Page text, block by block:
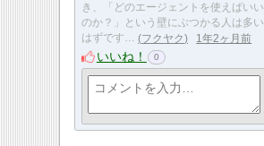
き、「どのエージェントを使えばいい
のか？」という壁にぶつかる人は多い
はずです…
フクヤク 1年2ヶ月前
いいね！ 0